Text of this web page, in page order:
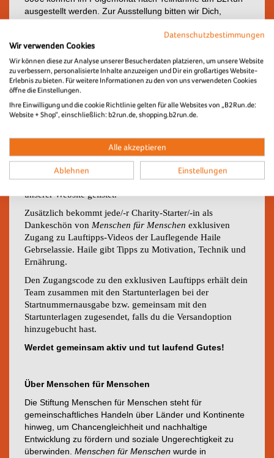
ausgestellt werden. Zur Ausstellung bitten wir Dich,
spenden@menschenfuermenschen.org aufzunehmen.
Unterhalb des Wertes von 300 € reicht den
Finanzbehörden zu steuerlichen Zwecken der
Nachweispflicht der Kontoauszug aus.
Exklusiv für Charity Starter
für Menschen bei der Wasserversorgung der Menschen in
Zum Dank wird Euer Firmenlogo bei deinem B2Run auf
den „Wir sagen Danke“-LED-Wänden gezeigt und auf
unserer Website gelistet.
Zusätzlich bekommt jede/-r Charity-Starter/-in als
Dankeschön von Menschen für Menschen exklusiven
Zugang zu Lauftipps-Videos der Lauflegende Haile
Gebrselassie. Haile gibt Tipps zu Motivation, Technik und
Ernährung.
Den Zugangscode zu den exklusiven Lauftipps erhält dein
Team zusammen mit den Startunterlagen bei der
Startnummernausgabe bzw. gemeinsam mit den
Startunterlagen zugesendet, falls du die Versandoption
hinzugebucht hast.
Werdet gemeinsam aktiv und tut laufend Gutes!
Über Menschen für Menschen
Die Stiftung Menschen für Menschen steht für
gemeinschaftliches Handeln über Länder und Kontinente
hinweg, um Chancengleichheit und nachhaltige
Entwicklung zu fördern und soziale Ungerechtigkeit zu
überwinden. Menschen für Menschen wurde in
Datenschutzbestimmungen
Wir verwenden Cookies
Wir können diese zur Analyse unserer Besucherdaten platzieren, um unsere Website
zu verbessern, personalisierte Inhalte anzuzeigen und Dir ein großartiges Website-
Erlebnis zu bieten. Für weitere Informationen zu den von uns verwendeten Cookies
öffne die Einstellungen.
Ihre Einwilligung und die cookie Richtlinie gelten für alle Websites von „B2Run.de:
Website + Shop“, einschließlich: b2run.de, shopping.b2run.de.
Alle akzeptieren
Ablehnen Einstellungen